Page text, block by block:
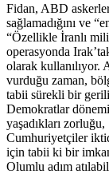
Fidan, ABD
sağlamadığını ve
“Özellikle İranlı
operasyonda
olarak kullanılıyor.
vurduğu zaman,
tabii sürekli bir
Demokratlar
yaşadıkları
Cumhuriyetçiler
için tabii ki bir
Olumlu adım